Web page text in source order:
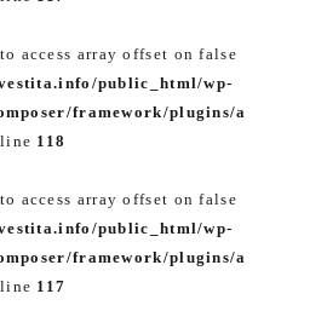
access array offset on false
public_html/wp-
framework/plugins/a
118
access array offset on false
public_html/wp-
framework/plugins/a
117